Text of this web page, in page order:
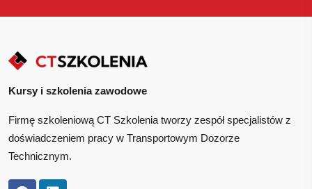
Kursy i szkolenia zawodowe
Firmę szkoleniową CT Szkolenia tworzy zespół specjalistów z
doświadczeniem pracy w Transportowym Dozorze
Technicznym.